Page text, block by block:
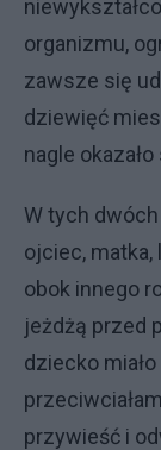
organizmu,
zawsze się
dziewięć
nagle
W tych
ojciec, matka,
obok innego
jeżdżą przed
dziecko
przywieść i